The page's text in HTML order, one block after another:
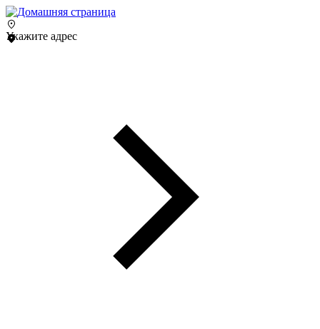
Укажите адрес